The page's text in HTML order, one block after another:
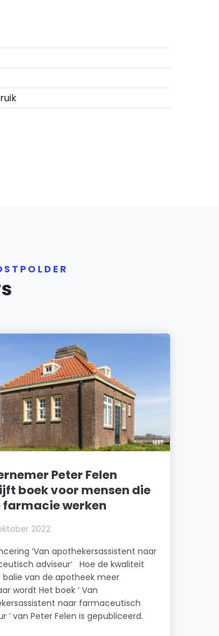
Peter Felen
boek voor mensen die
farmacie werken
2022
‘Van apothekersassistent naar
adviseur’ Hoe de kwaliteit
balie van de apotheek meer
wordt Het boek ‘ Van
naar farmaceutisch
’ van Peter Felen is gepubliceerd.